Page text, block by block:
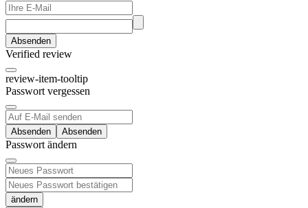
Absenden
Verified review
review-item-tooltip
Passwort vergessen
Absenden
Passwort ändern